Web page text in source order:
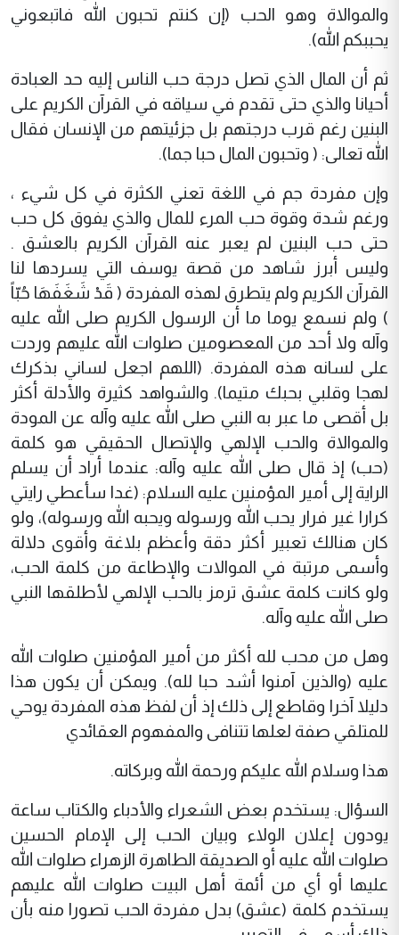
والموالاة وهو الحب (إن كنتم تحبون الله فاتبعوني
يحببكم الله).
ثم أن المال الذي تصل درجة حب الناس إليه حد العبادة
أحيانا والذي حتى تقدم في سياقه في القرآن الكريم على
البنين رغم قرب درجتهم بل جزئيتهم من الإنسان فقال
الله تعالى: ( وتحبون المال حبا جما).
وإن مفردة جم في اللغة تعني الكثرة في كل شيء ،
ورغم شدة وقوة حب المرء للمال والذي يفوق كل حب
حتى حب البنين لم يعبر عنه القرآن الكريم بالعشق .
وليس أبرز شاهد من قصة يوسف التي يسردها لنا
القرآن الكريم ولم يتطرق لهذه المفردة ( قَدْ شَغَفَهَا حُبّاً
) ولم نسمع يوما ما أن الرسول الكريم صلى الله عليه
وآله ولا أحد من المعصومين صلوات الله عليهم وردت
على لسانه هذه المفردة. (اللهم اجعل لساني بذكرك
لهجا وقلبي بحبك متيما). والشواهد كثيرة والأدلة أكثر
بل أقصى ما عبر به النبي صلى الله عليه وآله عن المودة
والموالاة والحب الإلهي والإتصال الحقيقي هو كلمة
(حب) إذ قال صلى الله عليه وآله: عندما أراد أن يسلم
الراية إلى أمير المؤمنين عليه السلام: (غدا سأعطي رايتي
كرارا غير فرار يحب الله ورسوله ويحبه الله ورسوله)، ولو
كان هنالك تعبير أكثر دقة وأعظم بلاغة وأقوى دلالة
وأسمى مرتبة في الموالات والإطاعة من كلمة الحب،
ولو كانت كلمة عشق ترمز بالحب الإلهي لأطلقها النبي
صلى الله عليه وآله.
وهل من محب لله أكثر من أمير المؤمنين صلوات الله
عليه (والذين آمنوا أشد حبا لله). ويمكن أن يكون هذا
دليلا آخرا وقاطع إلى ذلك إذ أن لفظ هذه المفردة يوحي
للمتلقي صفة لعلها تتنافى والمفهوم العقائدي
هذا وسلام الله عليكم ورحمة الله وبركاته.
السؤال: يستخدم بعض الشعراء والأدباء والكتاب ساعة
يودون إعلان الولاء وبيان الحب إلى الإمام الحسين
صلوات الله عليه أو الصديقة الطاهرة الزهراء صلوات الله
عليها أو أي من أئمة أهل البيت صلوات الله عليهم
يستخدم كلمة (عشق) بدل مفردة الحب تصورا منه بأن